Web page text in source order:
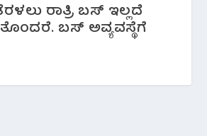
ರಾತ್ರಿ ಬಸ್ ಇಲ್ಲದೆ
ಬಸ್ ಅವ್ಯವಸ್ಥೆಗೆ